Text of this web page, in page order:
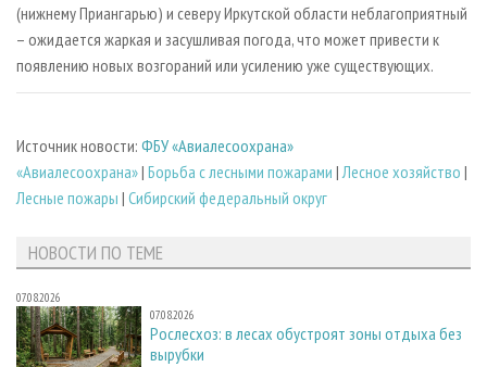
(нижнему Приангарью) и северу Иркутской области неблагоприятный
– ожидается жаркая и засушливая погода, что может привести к
появлению новых возгораний или усилению уже существующих.
Источник новости: ФБУ «Авиалесоохрана»
«Авиалесоохрана»| Борьба с лесными пожарами |Лесное хозяйство |
Лесные пожары | Сибирский федеральный округ
НОВОСТИ ПО ТЕМЕ
07.08.2026
07.08.2026
Рослесхоз: в лесах обустроят зоны отдыха без
вырубки